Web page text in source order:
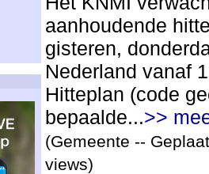
aanhoudende
gisteren,
Nederland vanaf
Hitteplan (code
bepaalde...>>
(Gemeente --
views)